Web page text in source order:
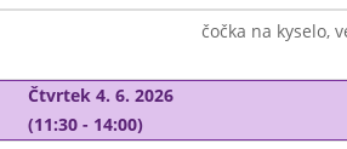
čočka na kyselo,
Čtvrtek 4. 6. 2026
(11:30 - 14:00)